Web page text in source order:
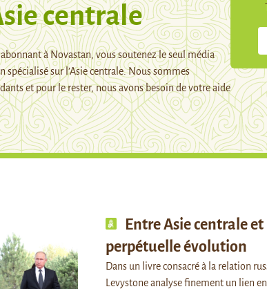
centrale
à Novastan, vous soutenez le seul média
spécialisé sur l’Asie centrale. Nous sommes
et pour le rester, nous avons besoin de votre aide
Entre Asie centrale
perpétuelle évolution
Dans un livre consacré à la relation
Levystone analyse finement un lien